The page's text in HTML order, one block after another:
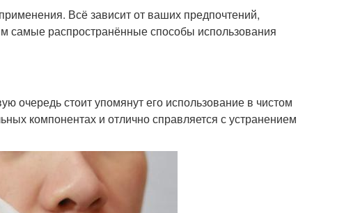
Эффективное средство Средство от выпадения
Всё зависит от ваших предпочтений,
самые распространённые способы использования
очередь стоит упомянут его использование в чистом
компонентах и отлично справляется с устранением